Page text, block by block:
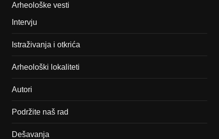
Arheološke vesti
Intervju
Istraživanja i otkrića
Arheološki lokaliteti
Autori
Podržite naš rad
Dešavanja